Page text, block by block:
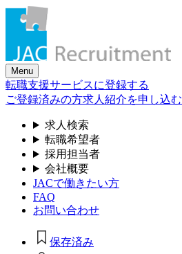
Skip
content
Menu
転職支援サービスに登録する
ご登録済みの方求人紹介を申し込む
求人検索
転職希望者
採用担当者
会社概要
JACで働きたい方
FAQ
お問い合わせ
保存済み